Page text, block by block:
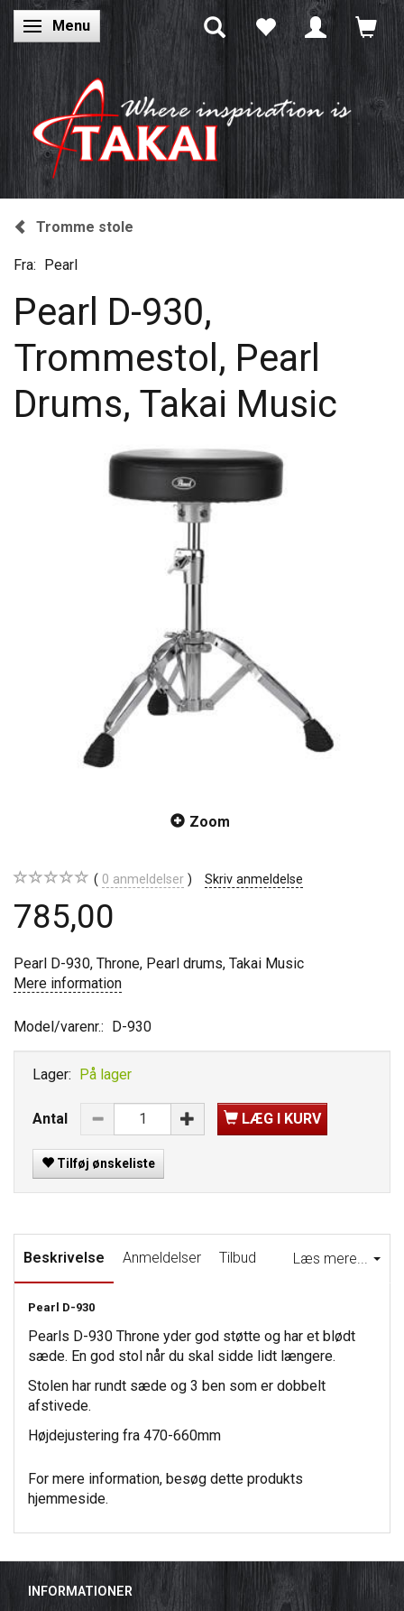
Skifte navigation
Menu
Tromme stole
Fra: Pearl
Pearl D-930,
Trommestol, Pearl
Drums, Takai Music
Zoom
0 anmeldelser Skriv anmeldelse
785,00
Pearl D-930, Throne, Pearl drums, Takai Music
Mere information
Model/varenr.: D-930
Lager: På lager
Antal LÆG I KURV
Tilføj ønskeliste
Læs mere...
Beskrivelse Anmeldelser Tilbud
Pearl D-930
Pearls D-930 Throne yder god støtte og har et blødt
sæde. En god stol når du skal sidde lidt længere.
Stolen har rundt sæde og 3 ben som er dobbelt
afstivede.
Højdejustering fra 470-660mm
For mere information, besøg dette produkts
hjemmeside.
INFORMATIONER